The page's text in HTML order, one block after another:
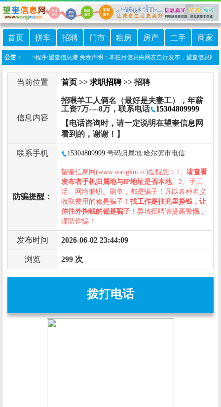
首页 拼车 招聘 门市 租房 房产 二手 商家
公告：
线微信小程序:望奎信息港 免责声明：本栏目信息由网友自行发布，望奎信息网
当前位置 首页 >> 求职招聘>> 招聘
信息内容
招喂羊工人俩名（最好是夫妻工），年薪
工资7万----8万，联系电话
15304809999
【电话咨询时，请一定说明在望奎信息网
看到的，谢谢！】
联系手机 15304809999 号码归属地:哈尔滨市电信
防骗提醒：
望奎信息网(www.wangkui.cc)提醒您：1、 请查看
发布者手机归属地与IP地址是否本地。2、手工
活、网络兼职、刷单，都是骗子！凡以各种名义
收取费用的都是骗子！ 找工作是往兜里挣钱，让
你往外掏钱的都是骗子 ！异地招聘请提高警惕，
谨防诈骗！
发布时间 2026-06-02 23:44:09
浏览 299 次
拨打电话